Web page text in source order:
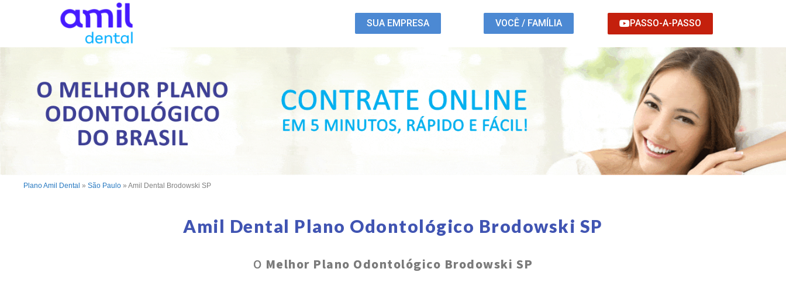
SUA EMPRESA VOCÊ / FAMÍLIA PASSO-A-PASSO
Plano Amil Dental » São Paulo » Amil Dental Brodowski SP
Amil Dental Plano Odontológico Brodowski SP
O Melhor Plano Odontológico Brodowski SP